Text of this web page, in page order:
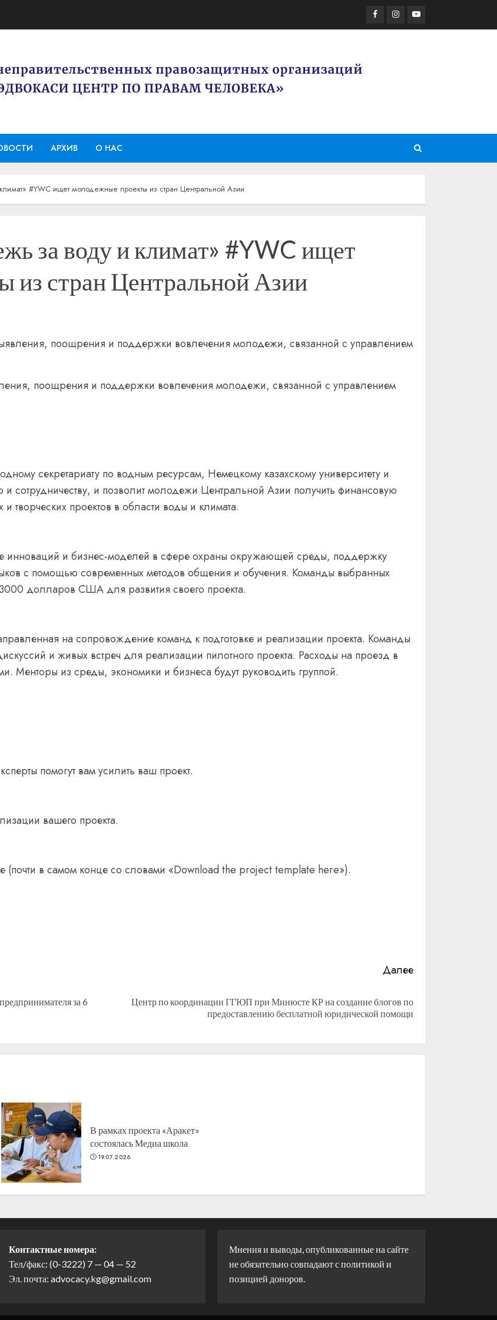
Facebook
Instagram
Youtube
АРХИВ О НАС
#YWC ищет молодежные проекты из стран Центральной Азии
за воду и климат» #YWC ищет
из стран Центральной Азии
поощрения и поддержки вовлечения молодежи, связанной с управлением
поощрения и поддержки вовлечения молодежи, связанной с управлением
секретариату по водным ресурсам, Немецкому казахскому университету и
и сотрудничеству, и позволит молодежи Центральной Азии получить финансовую
проектов в области воды и климата.
инноваций и бизнес-моделей в сфере охраны окружающей среды, поддержку
с помощью современных методов общения и обучения. Команды выбранных
долларов США для развития своего проекта.
на сопровождение команд к подготовке и реализации проекта. Команды
и живых встреч для реализации пилотного проекта. Расходы на проезд в
Менторы из среды, экономики и бизнеса будут руководить группой.
помогут вам усилить ваш проект.
вашего проекта.
(почти в самом конце со словами «Download the project template here»).
Предыдущая
за 6
Далее
Следующая
Центр по координации ГГЮП при Минюсте КР на создание блогов по
предоставлению бесплатной юридической помощи
В рамках проекта «Аракет»
состоялась Медиа школа
19.07.2026
Контактные номера:
Тел/факс: (0-3222) 7 — 04 — 52
Эл. почта: advocacy.kg@gmail.com
Мнения и выводы, опубликованные на сайте
не обязательно совпадают с политикой и
позицией доноров.